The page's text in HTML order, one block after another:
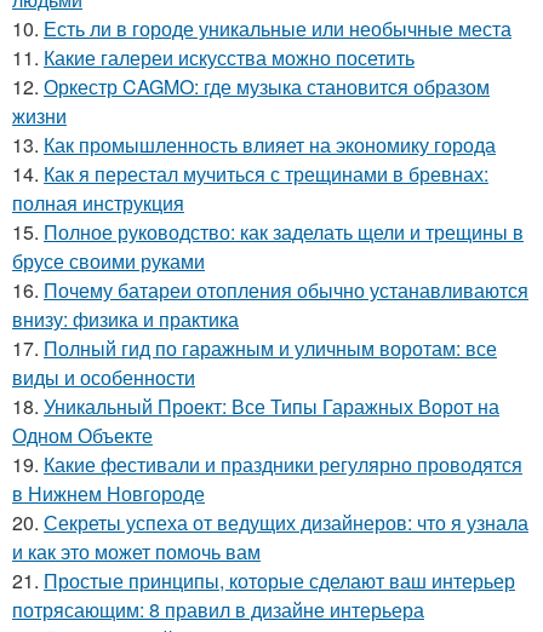
10. Есть ли в городе уникальные или необычные места
11. Какие галереи искусства можно посетить
12. Оркестр CAGMO: где музыка становится образом
жизни
13. Как промышленность влияет на экономику города
14. Как я перестал мучиться с трещинами в бревнах:
полная инструкция
15. Полное руководство: как заделать щели и трещины в
брусе своими руками
16. Почему батареи отопления обычно устанавливаются
внизу: физика и практика
17. Полный гид по гаражным и уличным воротам: все
виды и особенности
18. Уникальный Проект: Все Типы Гаражных Ворот на
Одном Объекте
19. Какие фестивали и праздники регулярно проводятся
в Нижнем Новгороде
20. Секреты успеха от ведущих дизайнеров: что я узнала
и как это может помочь вам
21. Простые принципы, которые сделают ваш интерьер
потрясающим: 8 правил в дизайне интерьера